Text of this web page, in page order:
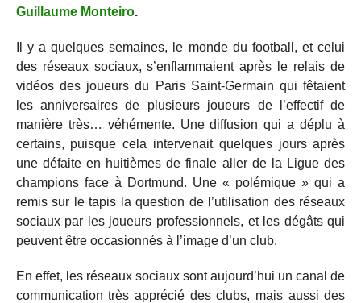
Guillaume Monteiro.
Il y a quelques semaines, le monde du football, et celui
des réseaux sociaux, s’enflammaient après le relais de
vidéos des joueurs du Paris Saint-Germain qui fêtaient
les anniversaires de plusieurs joueurs de l’effectif de
manière très… véhémente. Une diffusion qui a déplu à
certains, puisque cela intervenait quelques jours après
une défaite en huitièmes de finale aller de la Ligue des
champions face à Dortmund. Une « polémique » qui a
remis sur le tapis la question de l’utilisation des réseaux
sociaux par les joueurs professionnels, et les dégâts qui
peuvent être occasionnés à l’image d’un club.
En effet, les réseaux sociaux sont aujourd’hui un canal de
communication très apprécié des clubs, mais aussi des